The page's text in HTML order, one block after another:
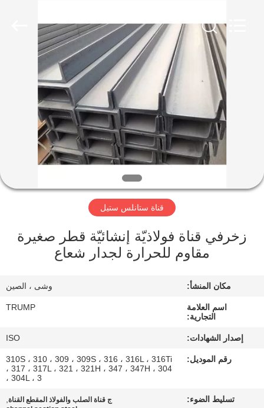
المنزل
المنتجات
فيديوهات
معلومات
عنا
جولة
مراقبة
الجودة
اتصل
HONGJINMILAI
قناة ستانلس ستيل
زخرفي قناة فولاذيّة إنشائيّة قطر صغيرة
مقاوم للحرارة لجدار شعاع
مكان المنشأ: وشى ، الصين
اسم العلامة
التجارية:
TRUMP
إصدار الشهادات: ISO
رقم الموديل:
310S ، 310 ، 309 ، 309S ، 316 ، 316L ، 316Ti
، 317 ، 317L ، 321 ، 321H ، 347 ، 347H ، 304
، 304L ، 3
تسليط الضوء: ج قناة الصلب والفولاذ المقطع القناة,